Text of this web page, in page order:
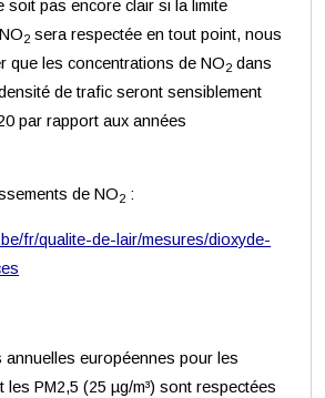
soit pas encore clair si la limite
2 sera respectée en tout point, nous
que les concentrations de NO2 dans
de trafic seront sensiblement
par rapport aux années
de NO2 :
fr/qualite-de-lair/mesures/dioxyde-
annuelles européennes pour les
les PM2,5 (25 µg/m³) sont respectées